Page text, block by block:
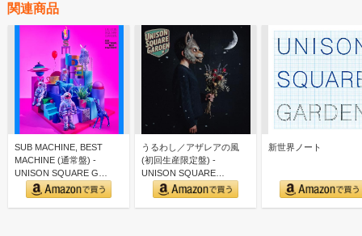
関連商品
SUB MACHINE, BEST
MACHINE (通常盤) -
UNISON SQUARE G…
うるわし／アザレアの風
(初回生産限定盤) -
UNISON SQUARE
GARDEN (特典な…
新世界ノート